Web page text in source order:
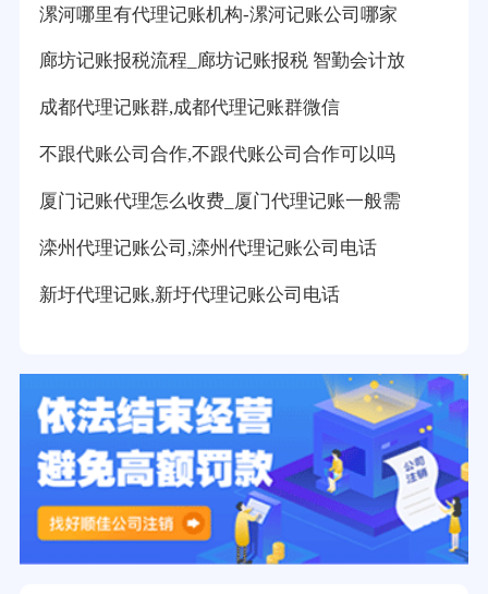
漯河哪里有代理记账机构-漯河记账公司哪家
廊坊记账报税流程_廊坊记账报税 智勤会计放
成都代理记账群,成都代理记账群微信
不跟代账公司合作,不跟代账公司合作可以吗
厦门记账代理怎么收费_厦门代理记账一般需
滦州代理记账公司,滦州代理记账公司电话
新圩代理记账,新圩代理记账公司电话